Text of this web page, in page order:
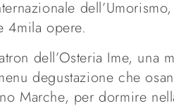
4mila opere.
dell’Osteria Ime, una
degustazione che
Marche, per dormire